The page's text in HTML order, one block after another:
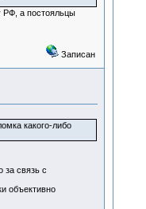
РФ, а постояльцы
Записан
какого-либо
за связь с
объективно